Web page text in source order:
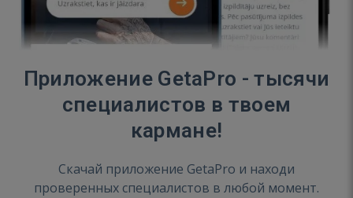
Приложение GetaPro - тысячи
специалистов в твоем
кармане!
Скачай приложение GetaPro и находи
проверенных специалистов в любой момент.